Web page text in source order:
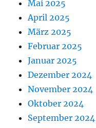
Mai 2025
April 2025
März 2025
Februar 2025
Januar 2025
Dezember 2024
November 2024
Oktober 2024
September 2024